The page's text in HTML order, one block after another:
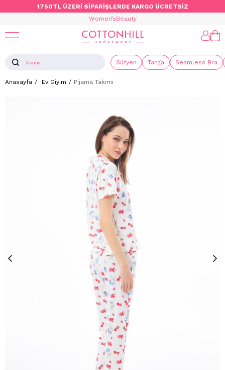
1750TL ÜZERİ SİPARİŞLERDE KARGO ÜCRETSİZ
Women’sBeauty
Sütyen Tanga Seamless Bra
Anasayfa Ev Giyim Pijama Takımı